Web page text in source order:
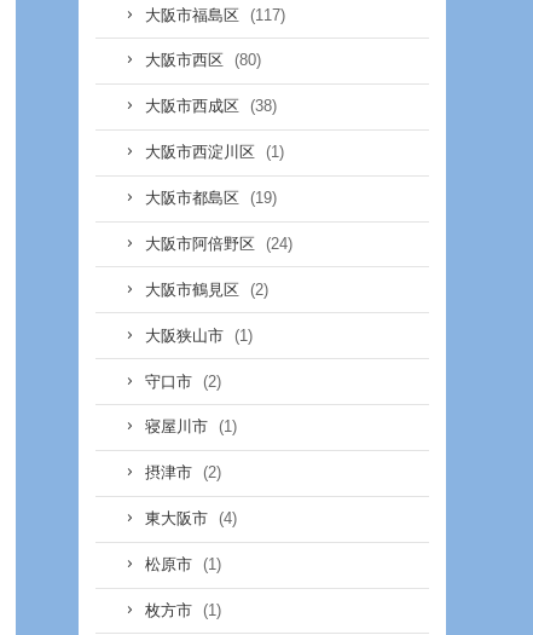
大阪市福島区 (117)
大阪市西区 (80)
大阪市西成区 (38)
大阪市西淀川区 (1)
大阪市都島区 (19)
大阪市阿倍野区 (24)
大阪市鶴見区 (2)
大阪狭山市 (1)
守口市 (2)
寝屋川市 (1)
摂津市 (2)
東大阪市 (4)
松原市 (1)
枚方市 (1)